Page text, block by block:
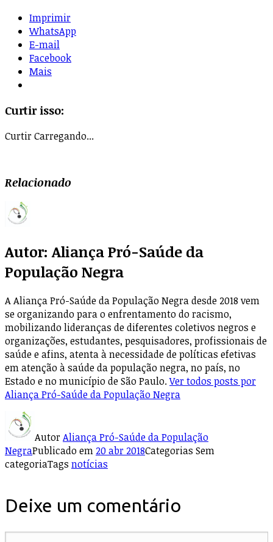
Imprimir
WhatsApp
E-mail
Facebook
Mais
Curtir isso:
CurtirCarregando...
Relacionado
Autor: Aliança Pró-Saúde da
População Negra
A Aliança Pró-Saúde da População Negra desde 2018 vem
se organizando para o enfrentamento do racismo,
mobilizando lideranças de diferentes coletivos negros e
organizações, estudantes, pesquisadores, profissionais de
saúde e afins, atenta à necessidade de políticas efetivas
em atenção à saúde da população negra, no país, no
Estado e no município de São Paulo.Ver todos posts por
Aliança Pró-Saúde da População Negra
AutorAliança Pró-Saúde da População
NegraPublicado em 20 abr 2018Categorias Sem
categoriaTags notícias
Deixe um comentário